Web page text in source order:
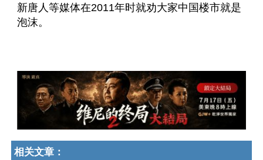
新唐人等媒体在2011年时就劝大家中国楼市就是
泡沫。
相关文章：